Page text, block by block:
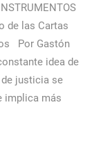
de las Cartas
Por Gastón
idea de
justicia se
implica más